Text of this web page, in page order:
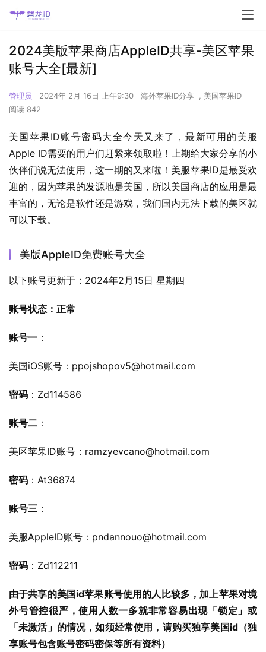
2024美版苹果商店AppleID共享-美区苹果
账号大全[最新]
管理员 2024年 2月 16日 上午9:30 海外苹果ID分享
美国苹果ID
阅读 842
美国苹果ID账号密码大全今天又来了，最新可用的美服
Apple ID需要的用户们赶紧来领取啦！上期给大家分享的小
伙伴们说无法使用，这一期的又来啦！美服苹果ID是最受欢
迎的，因为苹果的发源地是美国，所以美国商店的应用是最
丰富的，无论是软件还是游戏，我们国内无法下载的美区就
可以下载。
美版AppleID免费账号大全
以下账号更新于：2024年2月15日 星期四
账号状态：正常
账号一 ：
美国iOS账号： ppojshopov5@hotmail.com
密码 ：Zd114586
账号二 ：
美区苹果ID账号： ramzyevcano@hotmail.com
密码 ：At36874
账号三 ：
美服AppleID账号： pndannouo@hotmail.com
密码 ：Zd112211
由于共享的美国id苹果账号使用的人比较多，加上苹果对境
外号管控很严，使用人数一多就非常容易出现「锁定」或
「未激活」的情况，如须经常使用，请购买独享美国id（独
享账号包含账号密码密保等所有资料）